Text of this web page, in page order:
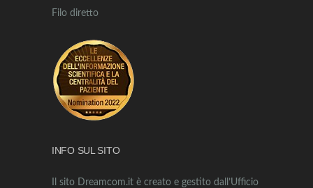
Filo diretto
INFO SUL SITO
Il sito Dreamcom.it è creato e gestito dall’Ufficio